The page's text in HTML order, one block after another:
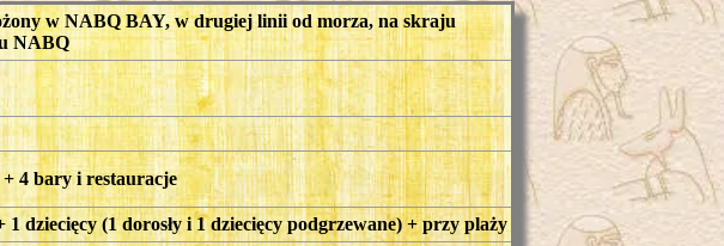
w NABQ BAY, w drugiej linii od morza, na skraju
NABQ
4 bary i restauracje
1 dziecięcy (1 dorosły i 1 dziecięcy podgrzewane) + przy plaży